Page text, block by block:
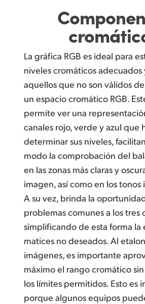
La gráfica RGB es ideal para
niveles cromáticos
aquellos que no son válidos
un espacio cromático RGB.
permite ver una
canales rojo, verde y azul que
determinar sus niveles,
modo la comprobación del
en las zonas más claras y
imagen, así como en los tonos
A su vez, brinda la
problemas comunes a los tres
simplificando de esta forma la
matices no deseados. Al
imágenes, es importante
máximo el rango cromático
los límites permitidos. Esto es
porque algunos equipos